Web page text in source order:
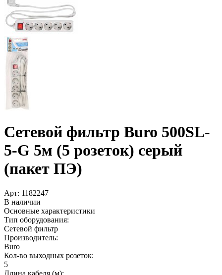
Сетевой фильтр Buro 500SL-
5-G 5м (5 розеток) серый
(пакет ПЭ)
Арт: 1182247
В наличии
Основные характеристики
Тип оборудования:
Сетевой фильтр
Производитель:
Buro
Кол-во выходных розеток:
5
Длина кабеля (м):